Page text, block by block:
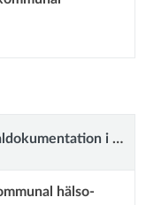
hälso-och sjukvård
hälso-